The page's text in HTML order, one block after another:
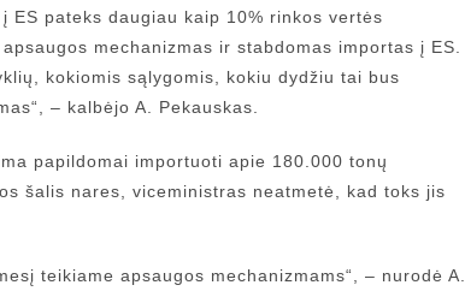
pateks daugiau kaip 10% rinkos vertės
mechanizmas ir stabdomas importas į ES.
kokiomis sąlygomis, kokiu dydžiu tai bus
– kalbėjo A. Pekauskas.
papildomai importuoti apie 180.000 tonų
šalis nares, viceministras neatmetė, kad toks jis
teikiame apsaugos mechanizmams“, – nurodė A.